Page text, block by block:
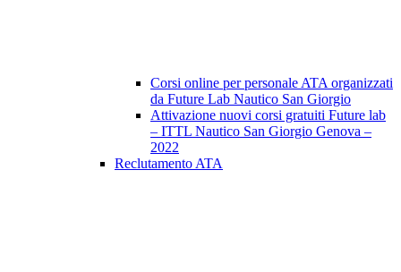
Corsi online per personale ATA organizzati
da Future Lab Nautico San Giorgio
Attivazione nuovi corsi gratuiti Future lab
– ITTL Nautico San Giorgio Genova –
2022
Reclutamento ATA